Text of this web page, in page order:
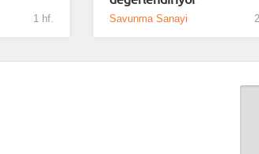
1 hf. Savunma Sanayi